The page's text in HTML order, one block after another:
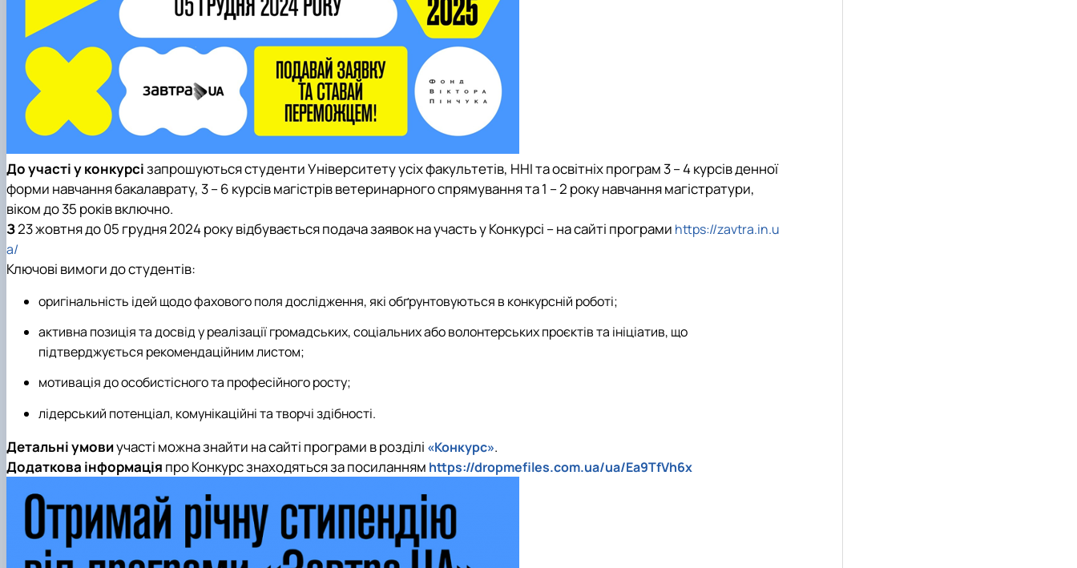
До участі у конкурсізапрошуються студенти Університету усіх факультетів, ННІ та освітніх програм 3 – 4 курсів денної
форми навчання бакалаврату, 3 – 6 курсів магістрів ветеринарного спрямування та 1 – 2 року навчання магістратури,
віком до 35 років включно.
З23 жовтнядо05 грудня 2024 рокувідбувається подача заявок на участь у Конкурсі – на сайті програми https://zavtra.in.u
a/
Ключові вимоги до студентів:
оригінальність ідей щодо фахового поля дослідження, які обґрунтовуються в конкурсній роботі;
активна позиція та досвід у реалізації громадських, соціальних або волонтерських проєктів та ініціатив, що
підтверджується рекомендаційним листом;
мотивація до особистісного та професійного росту;
лідерський потенціал, комунікаційні та творчі здібності.
Детальні умовиучасті можна знайти на сайті програми в розділі «Конкурс».
Додаткова інформація про Конкурс знаходяться за посиланням https://dropmefiles.com.ua/ua/Ea9TfVh6x